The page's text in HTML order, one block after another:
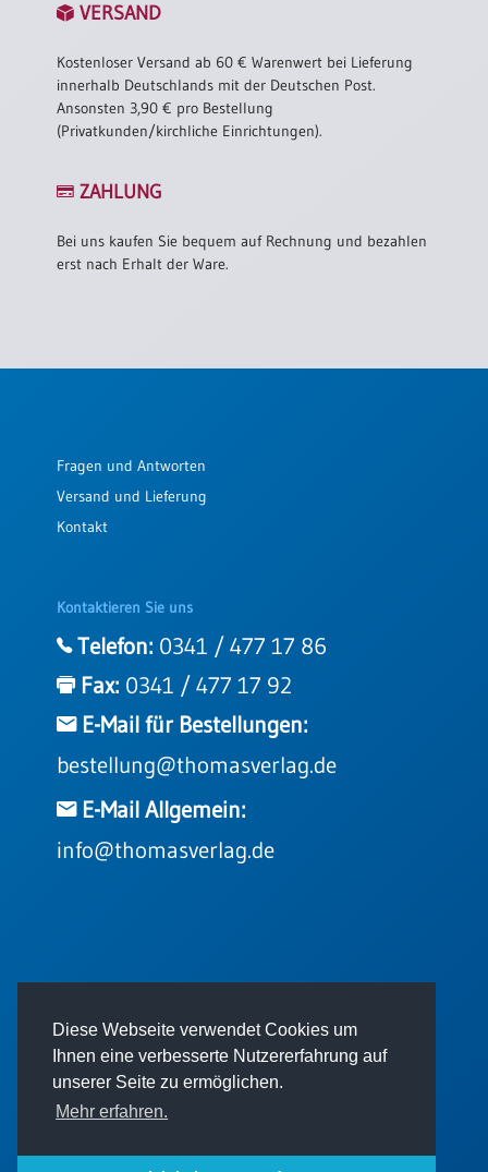
Diese Webseite verwendet Cookies um
Ihnen eine verbesserte Nutzererfahrung auf
unserer Seite zu ermöglichen.
Mehr erfahren.
VERSAND
Kostenloser Versand ab 60 € Warenwert bei Lieferung
innerhalb Deutschlands mit der Deutschen Post.
Ansonsten 3,90 € pro Bestellung
(Privatkunden/kirchliche Einrichtungen).
ZAHLUNG
Bei uns kaufen Sie bequem auf Rechnung und bezahlen
erst nach Erhalt der Ware.
Fragen und Antworten
Versand und Lieferung
Kontakt
Kontaktieren Sie uns
Telefon: 0341 / 477 17 86
Fax: 0341 / 477 17 92
E-Mail für Bestellungen:
bestellung@thomasverlag.de
E-Mail Allgemein:
info@thomasverlag.de